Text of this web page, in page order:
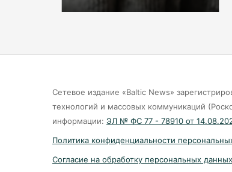
Сетевое издание «Baltic News»
технологий и массовых коммуникаций
информации: ЭЛ № ФС 77 - 78910 от
Политика конфиденциальности
Согласие на обработку персональных данных